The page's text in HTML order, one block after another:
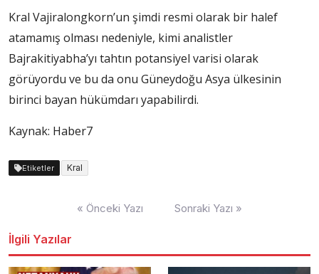
Kral Vajiralongkorn’un şimdi resmi olarak bir halef
atamamış olması nedeniyle, kimi analistler
Bajrakitiyabha’yı tahtın potansiyel varisi olarak
görüyordu ve bu da onu Güneydoğu Asya ülkesinin
birinci bayan hükümdarı yapabilirdi.
Kaynak: Haber7
Etiketler Kral
« Önceki Yazı Sonraki Yazı »
İlgili Yazılar